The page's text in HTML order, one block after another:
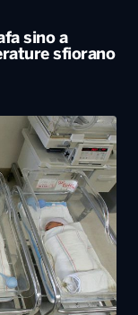
sino a
sfiorano